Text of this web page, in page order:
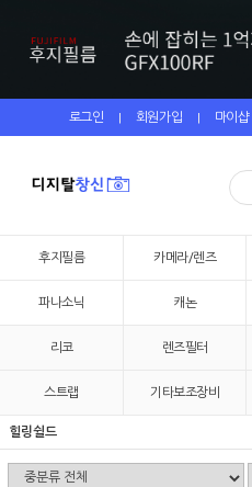
로그인 | 회원가입 | 마이샵
후지필름 카메라/렌즈
파나소닉 캐논
리코 렌즈필터
스트랩 기타보조장비
힐링쉴드